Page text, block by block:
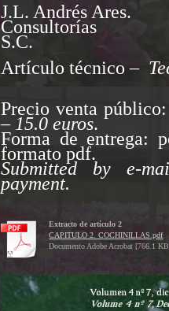
J.L. Andrés Ares.
Artículo técnico –
Precio venta
– 15.0 euros.
Forma de entrega:
formato pdf.
Submitted by e-
payment.
Extracto de artículo 2
CAPITULO 2. COCHINILLAS.pdf
Documento Adobe Acrobat [766.1